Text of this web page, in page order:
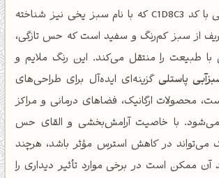
رنگ سبزآبی پاستلی با کد C1D8C3 که با نام سبز یخی نیز شناخته
از سبز کم‌رنگ و سفید است که حس تازگی،
طبیعت را منتقل می‌کند. این رنگ ملایم و
پاستلیگزینه‌ای ایده‌آل برای طراحی‌های
محصولات ارگانیک، فضاهای درمانی و مراکز
با خاصیت آرامش‌بخشی و القای حس
می‌تواند در کاهش استرس مؤثر باشد، هرچند
ممکن است در برخی موارد تأثیر دیداری را